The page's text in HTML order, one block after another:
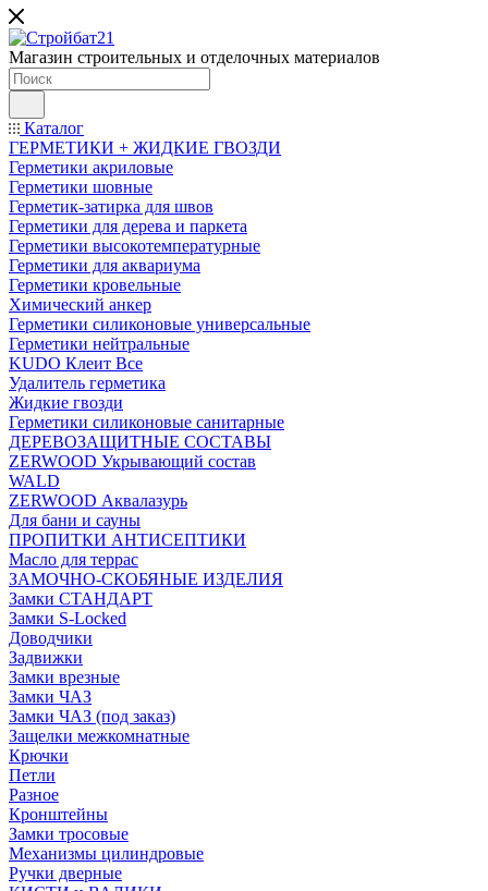
Магазин строительных и отделочных материалов
Каталог
ГЕРМЕТИКИ + ЖИДКИЕ ГВОЗДИ
Герметики акриловые
Герметики шовные
Герметик-затирка для швов
Герметики для дерева и паркета
Герметики высокотемпературные
Герметики для аквариума
Герметики кровельные
Химический анкер
Герметики силиконовые универсальные
Герметики нейтральные
KUDO Клеит Все
Удалитель герметика
Жидкие гвозди
Герметики силиконовые санитарные
ДЕРЕВОЗАЩИТНЫЕ СОСТАВЫ
ZERWOOD Укрывающий состав
WALD
ZERWOOD Аквалазурь
Для бани и сауны
ПРОПИТКИ АНТИСЕПТИКИ
Масло для террас
ЗАМОЧНО-СКОБЯНЫЕ ИЗДЕЛИЯ
Замки СТАНДАРТ
Замки S-Locked
Доводчики
Задвижки
Замки врезные
Замки ЧАЗ
Замки ЧАЗ (под заказ)
Защелки межкомнатные
Крючки
Петли
Разное
Кронштейны
Замки тросовые
Механизмы цилиндровые
Ручки дверные